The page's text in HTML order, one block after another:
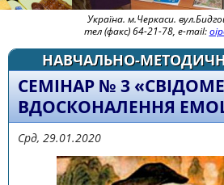
Україна. м.Черкаси.
тел (факс) 64-21-78, e-mail:
НАВЧАЛЬНО-
СЕМІНАР № 3 «СВІДОМЕ
ВДОСКОНАЛЕННЯ
Срд, 29.01.2020